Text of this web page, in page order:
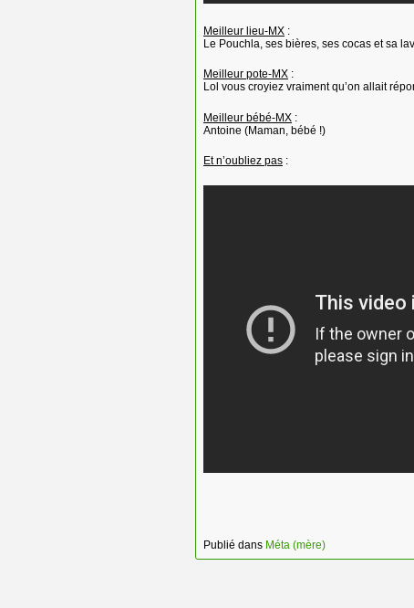
Meilleur lieu-MX :
Le Pouchla, ses bières, ses cocas et sa
Meilleur pote-MX :
Lol vous croyiez vraiment qu’on allait
Meilleur bébé-MX :
Antoine (Maman, bébé !)
Et n’oubliez pas :
Publié dans Méta (mère)